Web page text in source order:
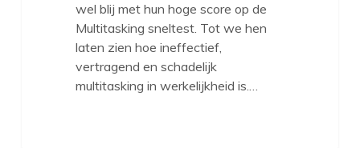
wel blij met hun hoge score op de
Multitasking sneltest. Tot we hen
laten zien hoe ineffectief,
vertragend en schadelijk
multitasking in werkelijkheid is.…